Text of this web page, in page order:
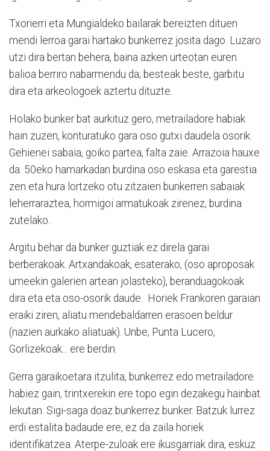
Txorierri eta Mungialdeko bailarak bereizten dituen
mendi lerroa garai hartako bunkerrez josita dago. Luzaro
utzi dira bertan behera, baina azken urteotan euren
balioa berriro nabarmendu da; besteak beste, garbitu
dira eta arkeologoek aztertu dituzte.
Holako bunker bat aurkituz gero, metrailadore habiak
hain zuzen, konturatuko gara oso gutxi daudela osorik.
Gehienei sabaia, goiko partea, falta zaie. Arrazoia hauxe
da: 50eko hamarkadan burdina oso eskasa eta garestia
zen eta hura lortzeko otu zitzaien bunkerren sabaiak
leherraraztea, hormigoi armatukoak zirenez, burdina
zutelako.
Argitu behar da bunker guztiak ez direla garai
berberakoak. Artxandakoak, esaterako, (oso aproposak
umeekin galerien artean jolasteko), beranduagokoak
dira eta eta oso-osorik daude. Horiek Frankoren garaian
eraiki ziren, aliatu mendebaldarren erasoen beldur
(nazien aurkako aliatuak). Unbe, Punta Lucero,
Gorlizekoak... ere berdin.
Gerra garaikoetara itzulita, bunkerrez edo metrailadore
habiez gain, trintxerekin ere topo egin dezakegu hainbat
lekutan. Sigi-saga doaz bunkerrez bunker. Batzuk lurrez
erdi estalita badaude ere, ez da zaila horiek
identifikatzea. Aterpe-zuloak ere ikusgarriak dira, eskuz